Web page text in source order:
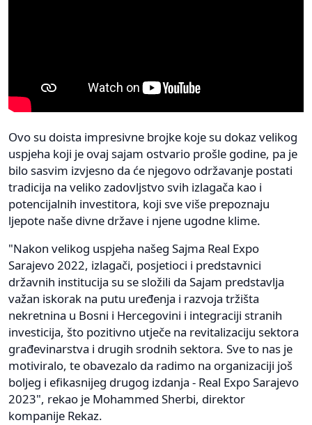
Ovo su doista impresivne brojke koje su dokaz velikog
uspjeha koji je ovaj sajam ostvario prošle godine, pa je
bilo sasvim izvjesno da će njegovo održavanje postati
tradicija na veliko zadovljstvo svih izlagača kao i
potencijalnih investitora, koji sve više prepoznaju
ljepote naše divne države i njene ugodne klime.
"Nakon velikog uspjeha našeg Sajma Real Expo
Sarajevo 2022, izlagači, posjetioci i predstavnici
državnih institucija su se složili da Sajam predstavlja
važan iskorak na putu uređenja i razvoja tržišta
nekretnina u Bosni i Hercegovini i integraciji stranih
investicija, što pozitivno utječe na revitalizaciju sektora
građevinarstva i drugih srodnih sektora. Sve to nas je
motiviralo, te obavezalo da radimo na organizaciji još
boljeg i efikasnijeg drugog izdanja - Real Expo Sarajevo
2023", rekao je Mohammed Sherbi, direktor
kompanije Rekaz.